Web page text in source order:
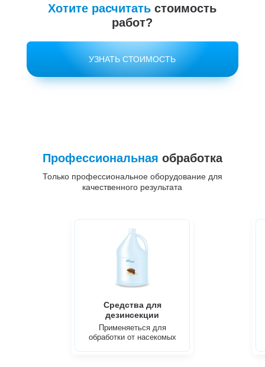
Хотите расчитать стоимость
работ?
УЗНАТЬ СТОИМОСТЬ
Профессиональная обработка
Только профессиональное оборудование для
качественного результата
Средства для
дезинсекции
Применяеться для
обработки от насекомых